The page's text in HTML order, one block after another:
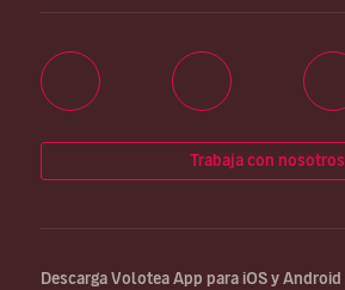
Trabaja con nosotros
Descarga Volotea App para iOS y Android